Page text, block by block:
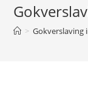
> Gokverslaving